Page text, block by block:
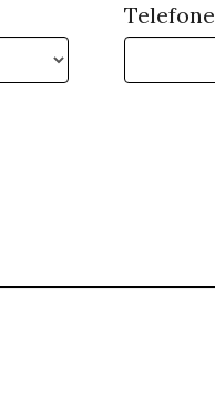
Telefone